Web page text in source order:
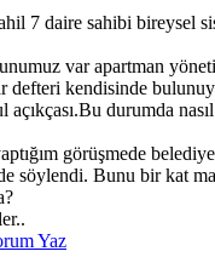
7 daire sahibi bireysel
var apartman
defteri kendisinde
açıkçası.Bu durumda
görüşmede
söylendi. Bunu bir kat
Yaz